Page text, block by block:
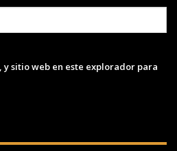
sitio web en este explorador para